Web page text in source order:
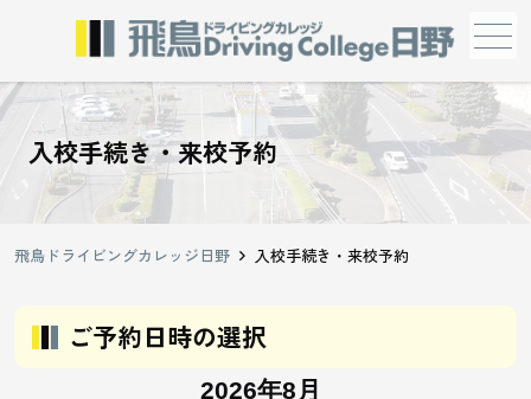
メニュー
入校手続き・来校予約
飛鳥ドライビングカレッジ日野 入校手続き・来校予約
ご予約日時の選択
2026年8月